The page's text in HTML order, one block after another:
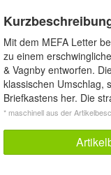
Mit dem MEFA Letter
zu einem
& Vagnby entworfen.
klassischen Umschlag,
Briefkastens her. Die
* maschinell aus der